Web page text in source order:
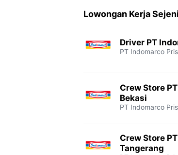
e
o
t
e
e
r
t
A
y
i
Lowongan Kerja
Driver PT
PT Indomarco
Crew Store
Bekasi
PT Indomarco
Crew Store
Tangerang